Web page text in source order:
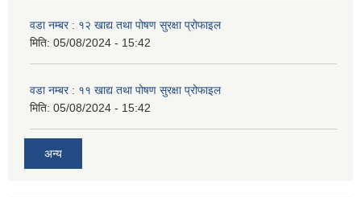
वडा नम्बर : १२ खाद्य तथा पोषण सुरक्षा प्रोफाइल
मिति: 05/08/2024 - 15:42
वडा नम्बर : ११ खाद्य तथा पोषण सुरक्षा प्रोफाइल
मिति: 05/08/2024 - 15:42
अन्य